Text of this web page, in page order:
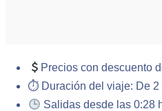
Precios con descuento
⏱ Duración del viaje: De 2
Salidas desde las 0:28